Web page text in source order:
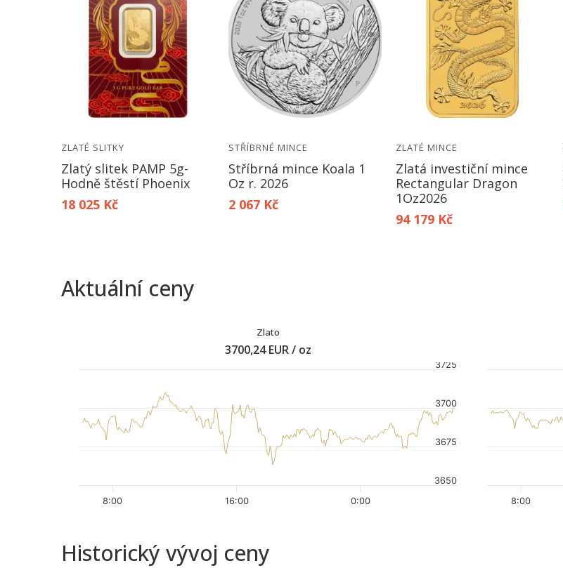
ZLATÉ SLITKY
Zlatý slitek PAMP 5g-
Hodně štěstí Phoenix
18 025 Kč
STŘÍBRNÉ MINCE
Stříbrná mince Koala 1
Oz r. 2026
2 067 Kč
ZLATÉ MINCE
Zlatá investiční mince
Rectangular Dragon
1Oz2026
94 179 Kč
Aktuální ceny
Historický vývoj ceny